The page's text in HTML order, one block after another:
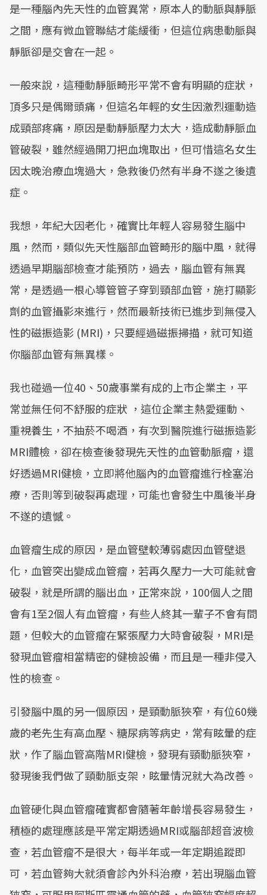
是一種腦內先天性的血管異常，原本人的動脈與靜脈
之間，應有微血管聯結才能緩衝，但這位病患動脈與
靜脈卻是交會在一起。
一般來說，這種動靜脈畸形平常不會有明顯的症狀，
頂多只是偶爾頭痛，但這名年輕的女生因激烈運動造
成頸部疼痛，原因是動靜脈壓力太大，造成動靜脈血
管破裂，雖然經過開刀把血塊取出，但可惜這名女生
因太晚治療血塊過大，急救後仍然有半身不遂之後遺
症。
我想，年紀大因老化，確實比年輕人容易發生腦中
風，然而，類似先天性腦部血管畸形的腦中風，就得
透過早期腦部檢查才能預防，過去，腦血管有無異
常，是透過一根心導管管子穿到頸部血管，施打顯影
劑的血管攝影來進行，然而最新技術已進步到無侵入
性的磁振造影 (MRI)，只要經過磁振掃描，就可知道
你腦部血管有無異樣。
我也碰過一位40、50歲事業有成的上市企業主，平
常並無任何不舒服的症狀 ，這位企業主熱愛運動、
重視養生，不抽菸不喝酒，有次到醫院進行磁振造影
MRI體檢，卻在檢查後發現先天性的血管動脈瘤，還
好透過MRI健檢，立即將他腦內的血管瘤進行栓塞治
療，否則等到破裂再處理，可能也會發生中風後半身
不遂的遺憾。
血管瘤生成的原因，是血管壁較薄弱處因血管壁退
化，血管突出變成血管瘤，若再久壓力一大可能就會
破裂，就是所謂的腦出血，正常來說，100個人之間
會有1至2個人有血管瘤，有些人終其一輩子不會有問
題，但較大的血管瘤在緊張壓力大時會破裂，MRI是
發現血管瘤相當精密的健檢設備，而且是一種非侵入
性的檢查。
引發腦中風的另一個原因，是頸動脈狹窄，有位60幾
歲的老先生有高血壓、糖尿病等病史，常有眩暈的症
狀，作了腦血管高階MRI健檢，發現有頸動脈狹窄，
發現後我們做了頸動脈支架，眩暈情況就大為改善。
血管硬化與血管瘤確實都會隨著年齡增長容易發生，
積極的處理應該是平常定期透過MRI或腦部超音波檢
查，若血管瘤不是很大，每半年或一年定期追蹤即
可，若血管夠大就須會診內外科治療，若出現腦血管